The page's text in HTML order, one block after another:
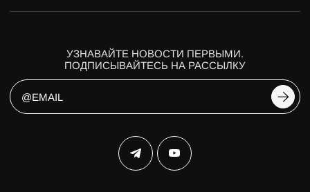
УЗНАВАЙТЕ НОВОСТИ ПЕРВЫМИ.
ПОДПИСЫВАЙТЕСЬ НА РАССЫЛКУ